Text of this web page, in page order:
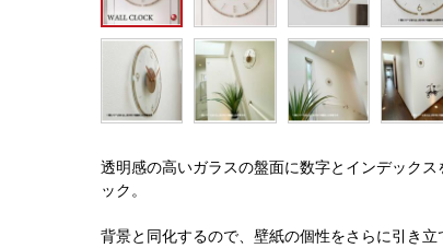
透明感の高いガラスの盤面に数字とインデック
ック。
背景と同化するので、壁紙の個性をさらに引き立